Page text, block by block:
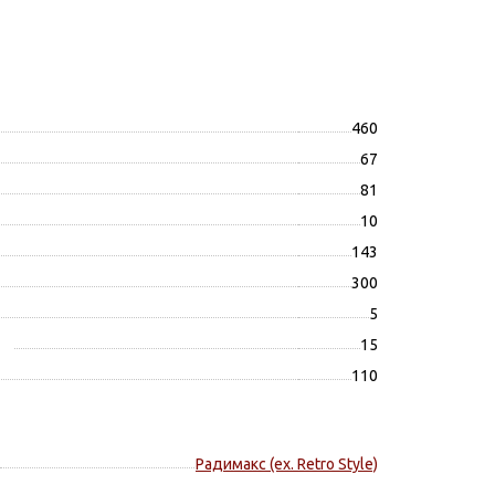
460
67
81
10
143
300
5
15
110
Радимакс (ex. Retro Style)